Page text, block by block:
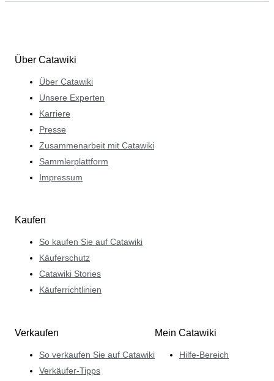
Über Catawiki
Über Catawiki
Unsere Experten
Karriere
Presse
Zusammenarbeit mit Catawiki
Sammlerplattform
Impressum
Kaufen
So kaufen Sie auf Catawiki
Käuferschutz
Catawiki Stories
Käuferrichtlinien
Verkaufen
So verkaufen Sie auf Catawiki
Verkäufer-Tipps
Mein Catawiki
Hilfe-Bereich